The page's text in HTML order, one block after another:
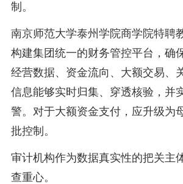
制。
南京师范大学泰州学院商学院特聘
构建集团统一的财务管控平台，确
经营数据、资金流向、大额交易、
信息能够实时归集、穿透核验，并
警。对于大额资金支付，应升级为
批控制。
审计机构作为数据真实性的把关主
查重心。